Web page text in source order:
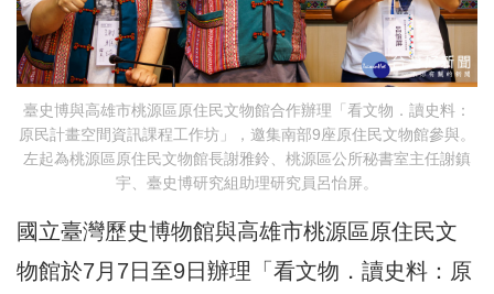
臺史博與高雄市桃源區原住民文物館合作辦理「看文物．讀史料：
原民計畫空間資訊課程工作坊」，邀集南部9座原住民文物館參與。
左起為桃源區原住民文物館長謝雅鈴、桃源區公所秘書室主任謝鎮
宇、臺史博研究組助理研究員呂怡屏。
國立臺灣歷史博物館與高雄市桃源區原住民文
物館於7月7日至9日辦理「看文物．讀史料：原